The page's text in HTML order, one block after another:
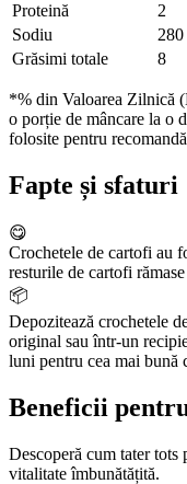
Proteină
2
Sodiu
280
Grăsimi totale
8
*% din Valoarea Zilnică
o porție de mâncare la o
folosite pentru
Fapte și sfaturi
😋
Crochetele de cartofi au
resturile de cartofi
📦
Depozitează crochetele
original sau într-un
luni pentru cea mai bună
Beneficii
Descoperă cum tater tots
vitalitate îmbunătățită.